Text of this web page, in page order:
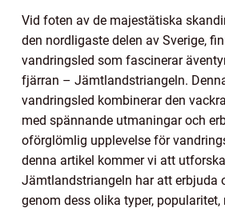
Vid foten av de majestätiska
den nordligaste delen av Sverige,
vandringsled som fascinerar
fjärran – Jämtlandstriangeln.
vandringsled kombinerar den
med spännande utmaningar och
oförglömlig upplevelse för
denna artikel kommer vi att
Jämtlandstriangeln har att erbjuda
genom dess olika typer, popularitet,